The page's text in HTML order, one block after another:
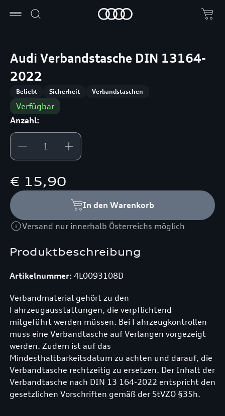
Produktbeschreibung
Artikelnummer: 4L0093108D
Verbandmaterial gehört zu den
Fahrzeugausstattungen, die verpflichtend
mitgeführt werden müssen. Bei Fahrzeugkontrollen
muss eine Verbandtasche auf Verlangen vorgezeigt
werden. Zudem ist auf das
Mindesthaltbarkeitsdatum zu achten und darauf, die
Verbandtasche rechtzeitig zu ersetzen. Der Inhalt der
Verbandtasche nach DIN 13 164-2022 entspricht den
gesetzlichen Vorschriften gemäß der StVZO §35h.
Audi Verbandstasche DIN 13164-
2022
Beliebt Sicherheit Verbandstaschen
Verfügbar
Anzahl:
€ 15,90
In den Warenkorb
Versand nur innerhalb Österreichs möglich